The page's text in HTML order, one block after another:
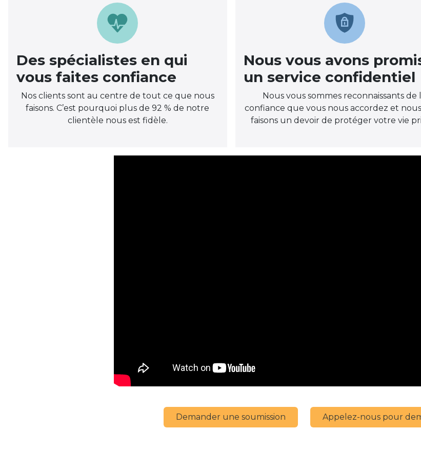
Des spécialistes en qui
vous faites confiance
Nos clients sont au centre de tout ce que nous
faisons. C’est pourquoi plus de 92 % de notre
clientèle nous est fidèle.
Nous vous avons
un service confidentiel
Nous vous sommes reconnaissants de
confiance que vous nous accordez et
faisons un devoir de protéger votre vie
Demander une soumission Appelez-nous pour